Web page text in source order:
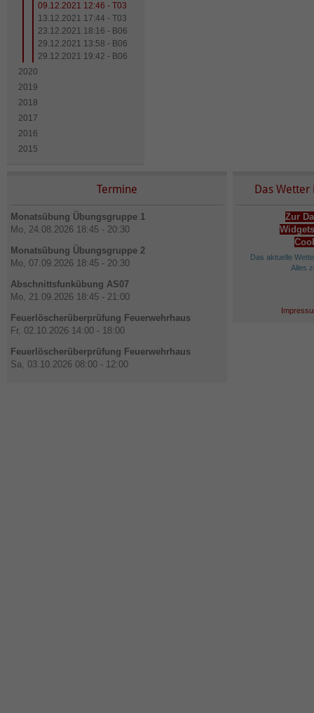
09.12.2021 12:46 - T03
13.12.2021 17:44 - T03
23.12.2021 18:16 - B06
29.12.2021 13:58 - B06
29.12.2021 19:42 - B06
2020
2019
2018
2017
2016
2015
Termine
Monatsübung Übungsgruppe 1
Mo, 24.08.2026 18:45 - 20:30
Monatsübung Übungsgruppe 2
Mo, 07.09.2026 18:45 - 20:30
Abschnittsfunkübung AS07
Mo, 21.09.2026 18:45 - 21:00
Feuerlöscherüberprüfung Feuerwehrhaus
Fr, 02.10.2026 14:00 - 18:00
Feuerlöscherüberprüfung Feuerwehrhaus
Sa, 03.10.2026 08:00 - 12:00
Das Wetter
Zur
Das aktuelle
Alles